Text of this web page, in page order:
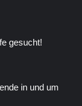
gesucht!
in und um